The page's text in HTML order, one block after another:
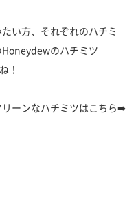
い方、それぞれのハチミ
のハチミツ
！
ーンなハチミツはこちら➡